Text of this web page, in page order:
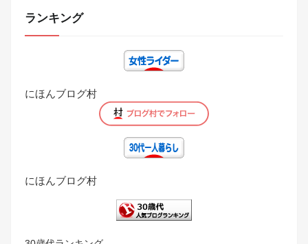
ランキング
にほんブログ村
にほんブログ村